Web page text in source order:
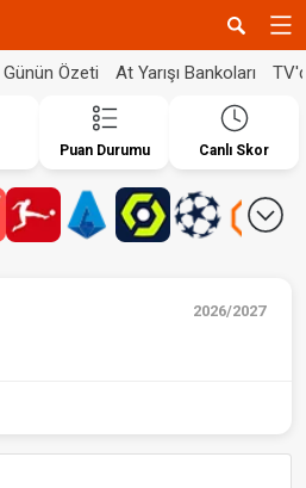
Günün Özeti At Yarışı Bankoları
Puan Durumu Canlı Skor
2026/2027